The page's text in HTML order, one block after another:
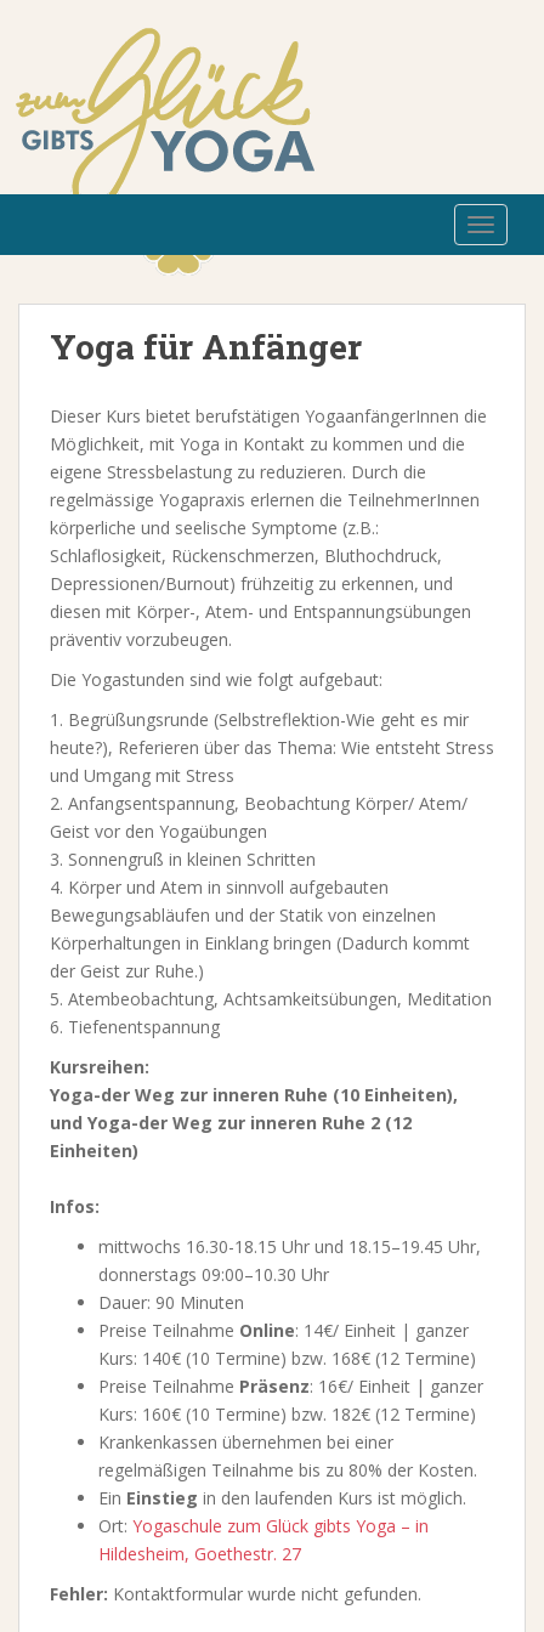
Yoga für Anfänger
Dieser Kurs bietet berufstätigen YogaanfängerInnen die
Möglichkeit, mit Yoga in Kontakt zu kommen und die
eigene Stressbelastung zu reduzieren. Durch die
regelmässige Yogapraxis erlernen die TeilnehmerInnen
körperliche und seelische Symptome (z.B.:
Schlaflosigkeit, Rückenschmerzen, Bluthochdruck,
Depressionen/Burnout) frühzeitig zu erkennen, und
diesen mit Körper-, Atem- und Entspannungsübungen
präventiv vorzubeugen.
Die Yogastunden sind wie folgt aufgebaut:
1. Begrüßungsrunde (Selbstreflektion-Wie geht es mir
heute?), Referieren über das Thema: Wie entsteht Stress
und Umgang mit Stress
2. Anfangsentspannung, Beobachtung Körper/ Atem/
Geist vor den Yogaübungen
3. Sonnengruß in kleinen Schritten
4. Körper und Atem in sinnvoll aufgebauten
Bewegungsabläufen und der Statik von einzelnen
Körperhaltungen in Einklang bringen (Dadurch kommt
der Geist zur Ruhe.)
5. Atembeobachtung, Achtsamkeitsübungen, Meditation
6. Tiefenentspannung
Kursreihen:
Yoga-der Weg zur inneren Ruhe (10 Einheiten),
und Yoga-der Weg zur inneren Ruhe 2 (12
Einheiten)
Infos:
mittwochs 16.30-18.15 Uhr und 18.15–19.45 Uhr,
donnerstags 09:00–10.30 Uhr
Dauer: 90 Minuten
Preise Teilnahme Online: 14€/ Einheit | ganzer
Kurs: 140€ (10 Termine) bzw. 168€ (12 Termine)
Preise Teilnahme Präsenz: 16€/ Einheit | ganzer
Kurs: 160€ (10 Termine) bzw. 182€ (12 Termine)
Krankenkassen übernehmen bei einer
regelmäßigen Teilnahme bis zu 80% der Kosten.
Ein Einstieg in den laufenden Kurs ist möglich.
Ort: Yogaschule zum Glück gibts Yoga – in
Hildesheim, Goethestr. 27
Fehler: Kontaktformular wurde nicht gefunden.